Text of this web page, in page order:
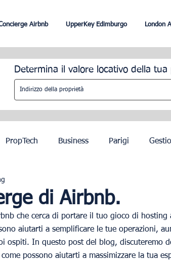
Airbnb UpperKey Edimburgo London
Determina il valore locativo della tua
PropTech Business Parigi
Lisbona
di Airbnb.
che cerca di portare il tuo gioco di
aiutarti a semplificare le tue operazioni,
ospiti. In questo post del blog, discuteremo
possono aiutarti a massimizzare la tua